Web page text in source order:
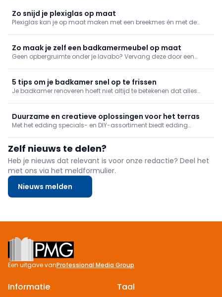
Zo snijd je plexiglas op maat
Plexiglas kan je op maat maken met een breekmes én met de
Zo maak je zelf een badkamermeubel op maat
Geen opbergruimte onder je lavabo? Vervang deze door een
badkamer. Bekijk hoe wij het doen en ga zelf aan de slag!
5 tips om je badkamer snel op te frissen
Je badkamer renoveren hoeft niet altijd te betekenen dat alles
makkelijk een frisse look, zonder grote werken.
Duurzame en creatieve oplossingen voor het terras
Met het edding specials- en DIY-assortiment biedt edding
Zelf nieuws te delen?
Heb je nieuws dat relevant is voor onze redactie? Deel het
met ons via het meldformulier.
Nieuws melden
Footer
Een uitgave vanProfessional Media Group
Informatie Taal